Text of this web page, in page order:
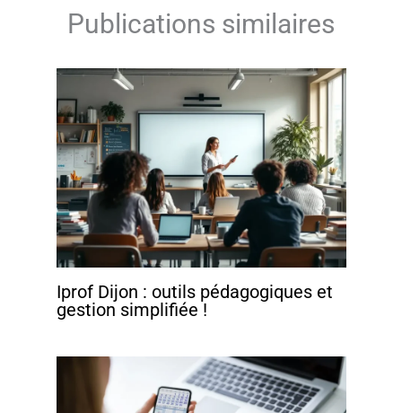
Publications similaires
Iprof Dijon : outils pédagogiques et
gestion simplifiée !